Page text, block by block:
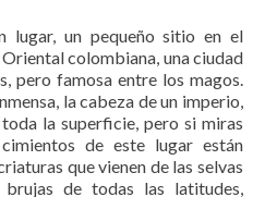
lugar, un pequeño sitio en el
colombiana, una ciudad
pero famosa entre los magos.
la cabeza de un imperio,
la superficie, pero si miras
de este lugar están
que vienen de las selvas
de todas las latitudes,